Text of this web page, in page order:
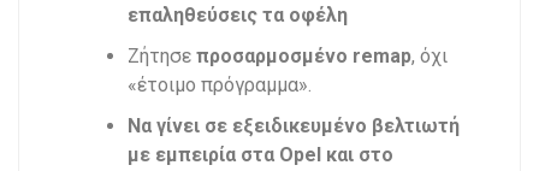
επαληθεύσεις τα οφέλη
Ζήτησε προσαρμοσμένο remap, όχι
«έτοιμο πρόγραμμα».
Να γίνει σε εξειδικευμένο βελτιωτή
με εμπειρία στα Opel και στο